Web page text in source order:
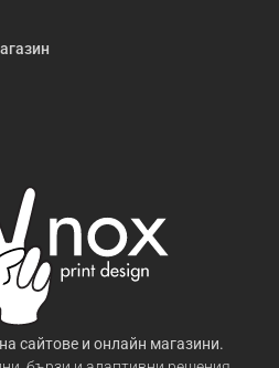
сайтове и онлайн магазини.